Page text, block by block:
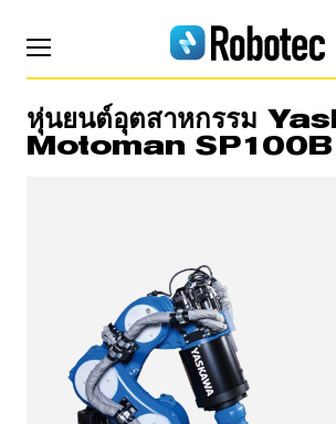
หุ่นยนต์อุตสาหกรรม
Motoman SP100B